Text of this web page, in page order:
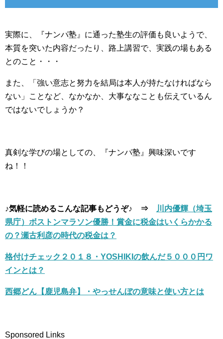
実際に、『ナンパ塾』に通った塾生の評価も良いようで、
本質を突いた内容だったり、路上講習で、実践の場もある
とのこと・・・
また、「強い意志と努力を結局は本人が持たなければなら
ない」ことなど、なかなか、大事ななことも伝えているん
ではないでしょうか？
真剣な学びの場としての、『ナンパ塾』興味深いです
ね！！
♪気軽に読めるこんな記事もどうぞ♪ ⇒
川内優輝（埼玉
県庁）ボストンマラソン優勝！賞金に税金はいくらかかる
の？瀬古利彦の時代の税金は？
格付けチェック２０１８・YOSHIKIの飲んだ５０００円ワ
インとは？
西郷どん【鹿児島弁】・やっせんぼの意味と使い方とは
Sponsored Links